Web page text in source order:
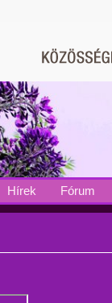
Hírek Fórum